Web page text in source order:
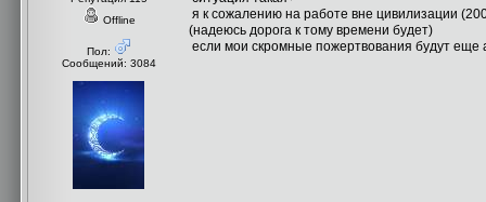
Offline
Пол:
Сообщений: 3084
я к сожалению на работе вне цивилизации
(надеюсь дорога к тому времени будет)
если мои скромные пожертвования будут